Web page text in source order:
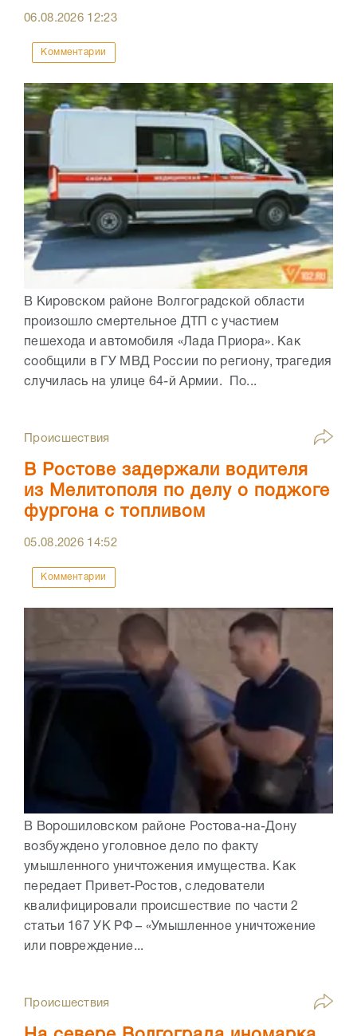
06.08.2026 12:23
Комментарии
В Кировском районе Волгоградской области
произошло смертельное ДТП с участием
пешехода и автомобиля «Лада Приора». Как
сообщили в ГУ МВД России по региону, трагедия
случилась на улице 64-й Армии. По...
Происшествия
В Ростове задержали водителя
из Мелитополя по делу о поджоге
фургона с топливом
05.08.2026 14:52
Комментарии
В Ворошиловском районе Ростова-на-Дону
возбуждено уголовное дело по факту
умышленного уничтожения имущества. Как
передает Привет-Ростов, следователи
квалифицировали происшествие по части 2
статьи 167 УК РФ – «Умышленное уничтожение
или повреждение...
Происшествия